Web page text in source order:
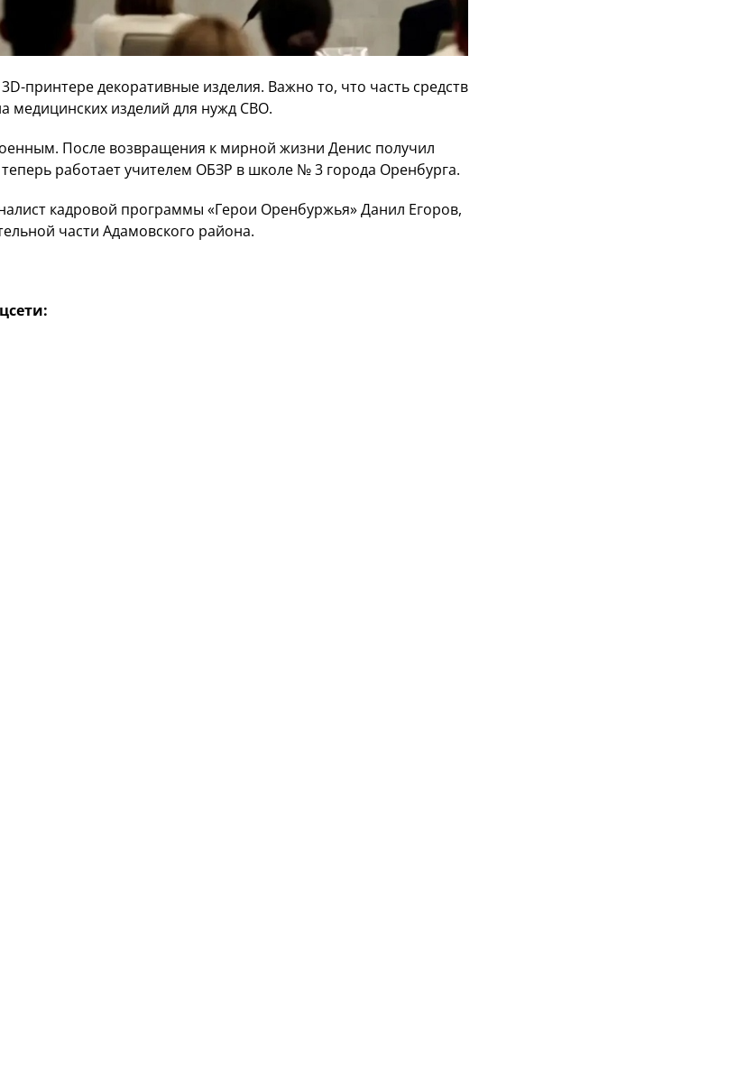
принтере декоративные изделия. Важно то, что часть средств
медицинских изделий для нужд СВО.
После возвращения к мирной жизни Денис получил
работает учителем ОБЗР в школе № 3 города Оренбурга.
кадровой программы «Герои Оренбуржья» Данил Егоров,
части Адамовского района.